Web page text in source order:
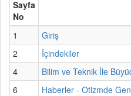
Sayfa
No
1
Giriş
2
İçindekiler
4
Bilim ve Teknik İle
6
Haberler - Otizmde